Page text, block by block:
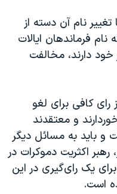
نام آن دسته از
فرماندهان ایالات
دارند، مخالفت
رای کافی برای لغو
و معتقدند
و باید به مسائل دیگر
اکثریت دموکرات در
یک رای‌گیری در این
است.